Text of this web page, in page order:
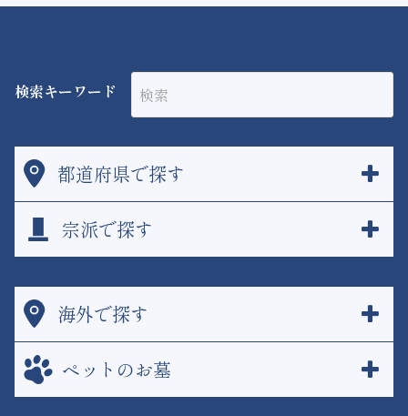
検索キーワード
都道府県で探す
宗派で探す
海外で探す
ペットのお墓